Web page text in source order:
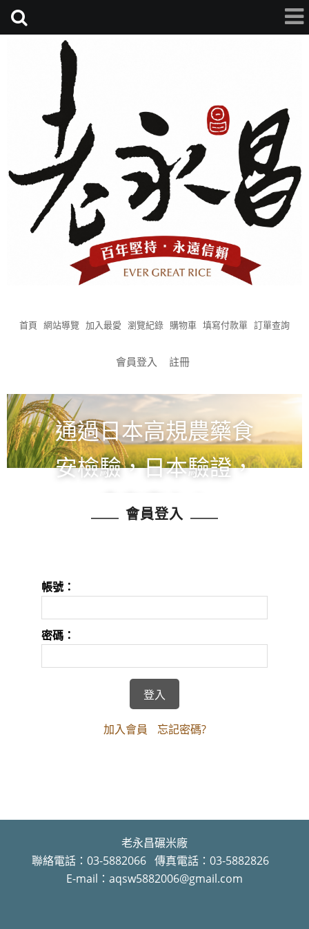
首頁 網站導覽 加入最愛 瀏覽紀錄 購物車 填寫付款單 訂單查詢
會員登入 註冊
通過日本高規農藥食
安檢驗，日本驗證，
食在安心！
會員登入
帳號：
密碼：
加入會員 忘記密碼?
老永昌碾米廠
聯絡電話：03-5882066 傳真電話：03-5882826
E-mail：aqsw5882006@gmail.com